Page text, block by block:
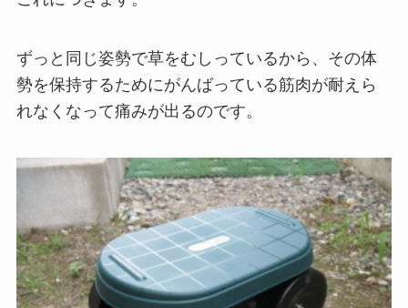
ずっと同じ姿勢で草をむしっているから、その体
勢を保持するためにがんばっている筋肉が耐えら
れなくなって痛みが出るのです。